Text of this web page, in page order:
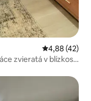
Priemerné
4,88 (42)
zvieratá v blízkosti